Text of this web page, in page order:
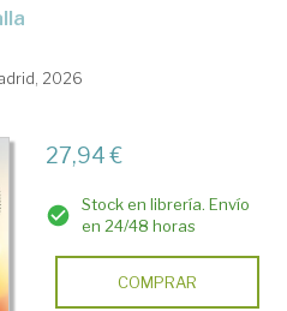
2026
27,94 €
Stock en librería. Envío
en 24/48 horas
COMPRAR